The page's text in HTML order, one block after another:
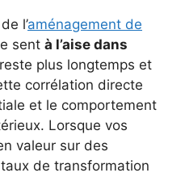
l’aménagement de
sent à l’aise dans
plus longtemps et
corrélation directe
et le comportement
Lorsque vos
valeur sur des
de transformation